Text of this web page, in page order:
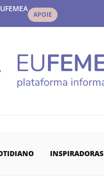
APOIE
INSPIRADORAS